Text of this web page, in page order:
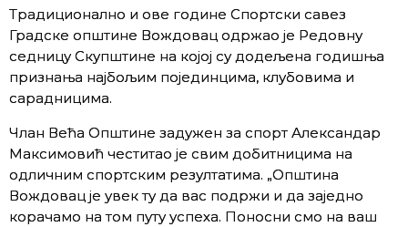
Традиционално и ове године Спортски савез
Градске општине Вождовац одржао је Редовну
седницу Скупштине на којој су додељена годишња
признања најбољим појединцима, клубовима и
сарадницима.
Члан Већа Општине задужен за спорт Александар
Максимовић честитао је свим добитницима на
одличним спортским резултатима. „Општина
Вождовац је увек ту да вас подржи и да заједно
корачамо на том путу успеха. Поносни смо на ваш